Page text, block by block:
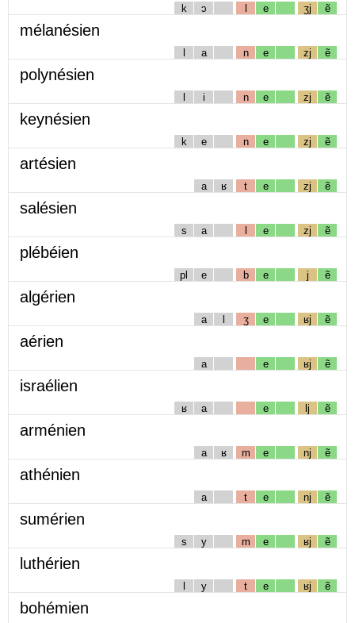
k ɔ l e ʒj ẽ
mélanésien
l a n e zj ẽ
polynésien
l i n e zj ẽ
keynésien
k e n e zj ẽ
artésien
a ʁ t e zj ẽ
salésien
s a l e zj ẽ
plébéien
pl e b e j ẽ
algérien
a l ʒ e ʁj ẽ
aérien
a e ʁj ẽ
israélien
ʁ a e lj ẽ
arménien
a ʁ m e nj ẽ
athénien
a t e nj ẽ
sumérien
s y m e ʁj ẽ
luthérien
l y t e ʁj ẽ
bohémien